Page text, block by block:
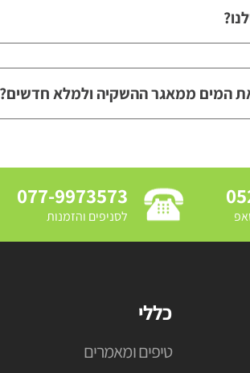
המים ממאגר ההשקיה ולמלא חדשים?
077-9973573
לסניפים והזמנות
כללי
טיפים ומאמרים